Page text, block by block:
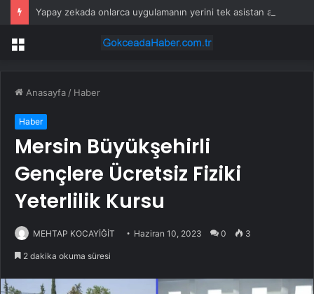
Menü
Anasayfa / Haber
Haber
Mersin Büyükşehirli
Gençlere Ücretsiz Fiziki
Yeterlilik Kursu
MEHTAP KOCAYİĞİT Haziran 10, 2023 0 3
2 dakika okuma süresi